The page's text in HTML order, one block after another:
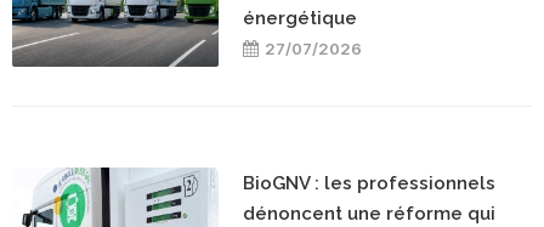
énergétique
27/07/2026
BioGNV : les professionnels
dénoncent une réforme qui